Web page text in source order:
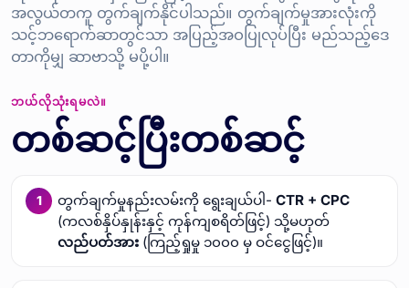
အလွယ်တကူ တွက်ချက်နိုင်ပါသည်။ တွက်ချက်မှုအားလုံးကို
သင့်ဘရောက်ဆာတွင်သာ အပြည့်အဝပြုလုပ်ပြီး မည်သည့်ဒေ
တာကိုမျှ ဆာဗာသို့ မပို့ပါ။
ဘယ်လိုသုံးရမလဲ။
တစ်ဆင့်ပြီးတစ်ဆင့်
တွက်ချက်မှုနည်းလမ်းကို ရွေးချယ်ပါ- CTR + CPC
(ကလစ်နှိပ်နှုန်းနှင့် ကုန်ကျစရိတ်ဖြင့်) သို့မဟုတ်
လည်ပတ်အား(ကြည့်ရှုမှု ၁၀၀၀ မှ ဝင်ငွေဖြင့်)။